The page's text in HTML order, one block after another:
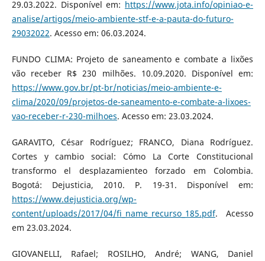
29.03.2022. Disponível em: https://www.jota.info/opiniao-e-
analise/artigos/meio-ambiente-stf-e-a-pauta-do-futuro-
29032022. Acesso em: 06.03.2024.
FUNDO CLIMA: Projeto de saneamento e combate a lixões
vão receber R$ 230 milhões. 10.09.2020. Disponível em:
https://www.gov.br/pt-br/noticias/meio-ambiente-e-
clima/2020/09/projetos-de-saneamento-e-combate-a-lixoes-
vao-receber-r-230-milhoes. Acesso em: 23.03.2024.
GARAVITO, César Rodríguez; FRANCO, Diana Rodríguez.
Cortes y cambio social: Cómo La Corte Constitucional
transformo el desplazamienteo forzado em Colombia.
Bogotá: Dejusticia, 2010. P. 19-31. Disponível em:
https://www.dejusticia.org/wp-
content/uploads/2017/04/fi_name_recurso_185.pdf. Acesso
em 23.03.2024.
GIOVANELLI, Rafael; ROSILHO, André; WANG, Daniel